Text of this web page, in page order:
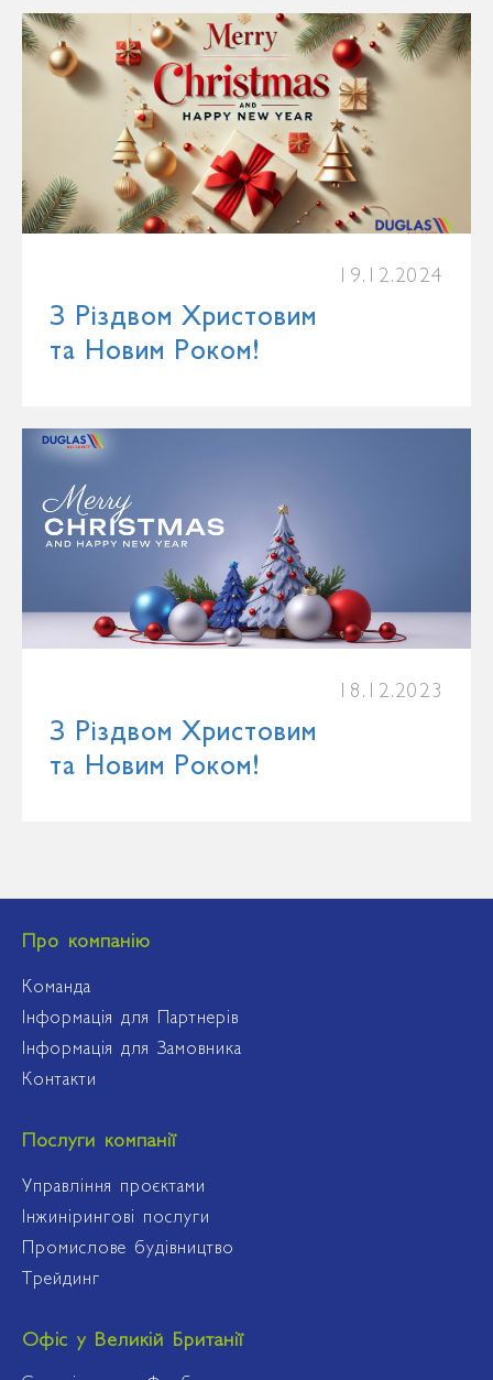
19.12.2024
З Різдвом Христовим
та Новим Роком!
18.12.2023
З Різдвом Христовим
та Новим Роком!
Про компанію
Команда
Інформація для Партнерів
Інформація для Замовника
Контакти
Послуги компанії
Управління проєктами
Інжинірингові послуги
Промислове будівництво
Трейдинг
Офіс у Великій Британії